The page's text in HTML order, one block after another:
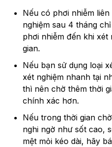
Nếu có phơi nhiễm
nghiệm sau 4 tháng
phơi nhiễm đến khi xét
gian.
Nếu bạn sử dụng loại
xét nghiệm nhanh tại
thì nên chờ thêm thời
chính xác hơn.
Nếu trong thời gian
nghi ngờ như sốt cao,
mệt mỏi kéo dài, hãy